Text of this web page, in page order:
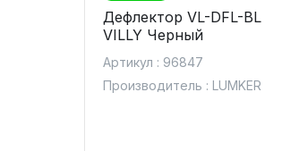
Дефлектор VL-DFL-BL
VILLY Черный
Артикул : 96847
Производитель : LUMKER